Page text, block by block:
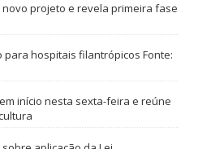
projeto e revela primeira fase
hospitais filantrópicos Fonte:
início nesta sexta-feira e reúne